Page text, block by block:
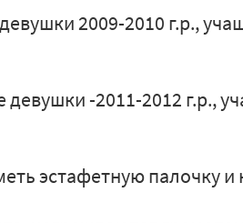
2009-2010 г.р.,
-2011-2012 г.р.,
эстафетную палочку и